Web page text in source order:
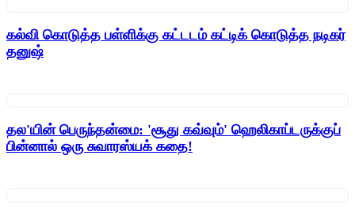
கல்வி கொடுத்த பள்ளிக்கு கட்டடம் கட்டிக் கொடுத்த நடிகர்
தனுஷ்
தல'யின் பெருந்தன்மை: 'சூது கவ்வும்' ஹெலிகாப்டருக்குப்
பின்னால் ஒரு சுவாரஸ்யக் கதை!